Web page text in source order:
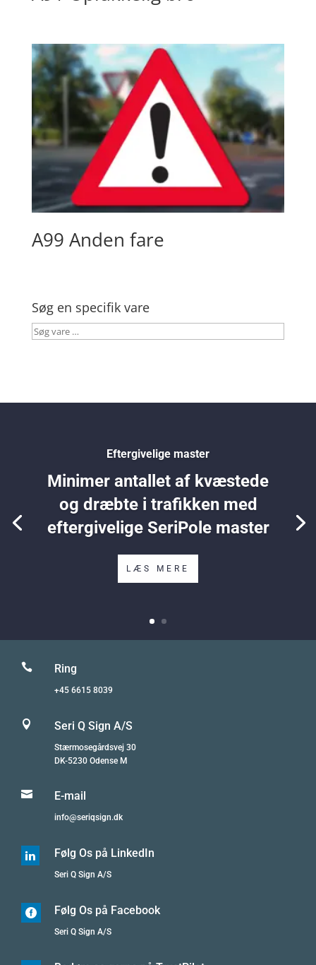
A99 Anden fare
Søg en specifik vare
Søg
Eftergivelige master
Minimer antallet af kvæstede
og dræbte i trafikken med
eftergivelige SeriPole master
LÆS MERE
 Ring
+45 6615 8039
 Seri Q Sign A/S
Stærmosegårdsvej 30
DK-5230 Odense M
 E-mail
info@seriqsign.dk
 Følg Os på LinkedIn
Seri Q Sign A/S
 Følg Os på Facebook
Seri Q Sign A/S